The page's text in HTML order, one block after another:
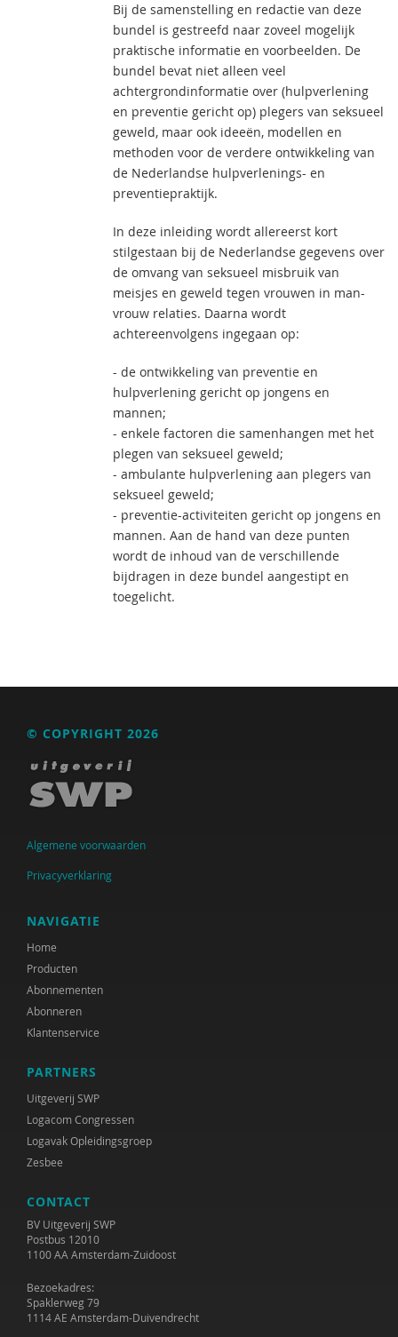
Bij de samenstelling en redactie van deze
bundel is gestreefd naar zoveel mogelijk
praktische informatie en voorbeelden. De
bundel bevat niet alleen veel
achtergrondinformatie over (hulpverlening
en preventie gericht op) plegers van seksueel
geweld, maar ook ideeën, modellen en
methoden voor de verdere ontwikkeling van
de Nederlandse hulpverlenings- en
preventiepraktijk.
In deze inleiding wordt allereerst kort
stilgestaan bij de Nederlandse gegevens over
de omvang van seksueel misbruik van
meisjes en geweld tegen vrouwen in man-
vrouw relaties. Daarna wordt
achtereenvolgens ingegaan op:
- de ontwikkeling van preventie en
hulpverlening gericht op jongens en
mannen;
- enkele factoren die samenhangen met het
plegen van seksueel geweld;
- ambulante hulpverlening aan plegers van
seksueel geweld;
- preventie-activiteiten gericht op jongens en
mannen. Aan de hand van deze punten
wordt de inhoud van de verschillende
bijdragen in deze bundel aangestipt en
toegelicht.
© COPYRIGHT 2026
Algemene voorwaarden
Privacyverklaring
NAVIGATIE
Home
Producten
Abonnementen
Abonneren
Klantenservice
PARTNERS
Uitgeverij SWP
Logacom Congressen
Logavak Opleidingsgroep
Zesbee
CONTACT
BV Uitgeverij SWP
Postbus 12010
1100 AA Amsterdam-Zuidoost
Bezoekadres:
Spaklerweg 79
1114 AE Amsterdam-Duivendrecht